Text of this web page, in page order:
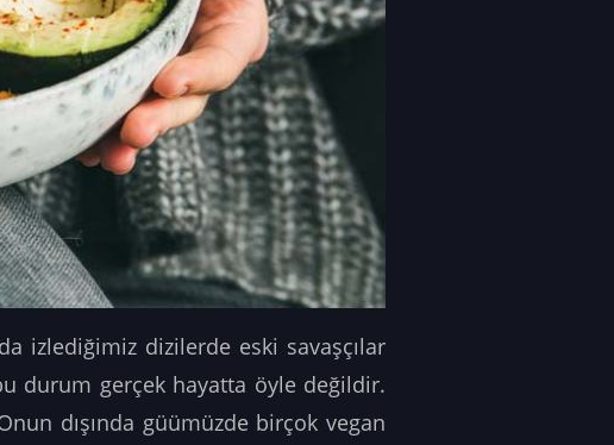
izlediğimiz dizilerde eski savaşçılar
durum gerçek hayatta öyle değildir.
dışında güümüzde birçok vegan